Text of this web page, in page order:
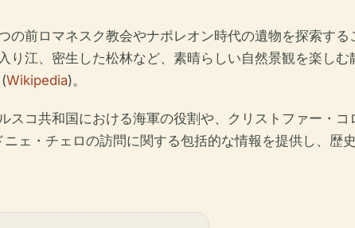
の前ロマネスク教会やナポレオン時代の遺物を探索する
り江、密生した松林など、素晴らしい自然景観を楽し
Wikipedia)。
スコ共和国における海軍の役割や、クリストファー・
ェ・チェロの訪問に関する包括的な情報を提供し、歴